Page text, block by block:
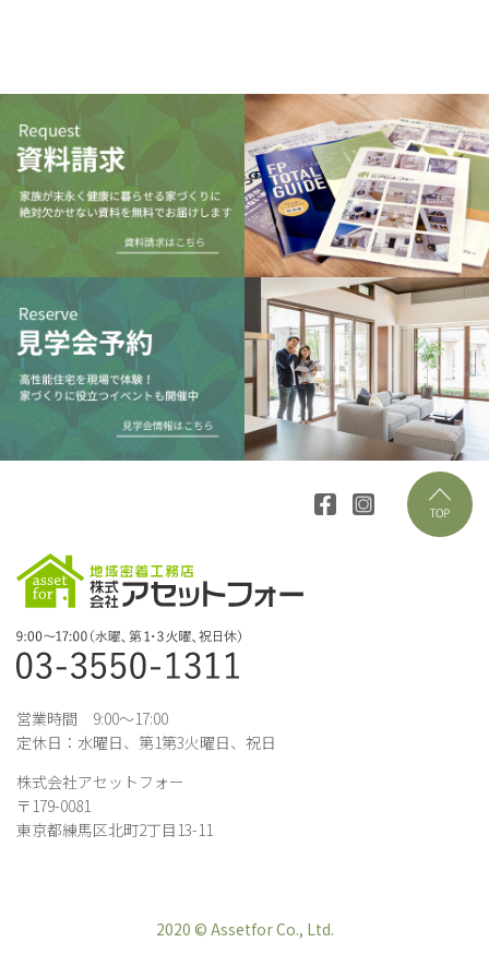
営業時間 9:00～17:00
定休日：水曜日、第1第3火曜日、祝日
株式会社アセットフォー
〒179-0081
東京都練馬区北町2丁目13-11
2020 © Assetfor Co., Ltd.